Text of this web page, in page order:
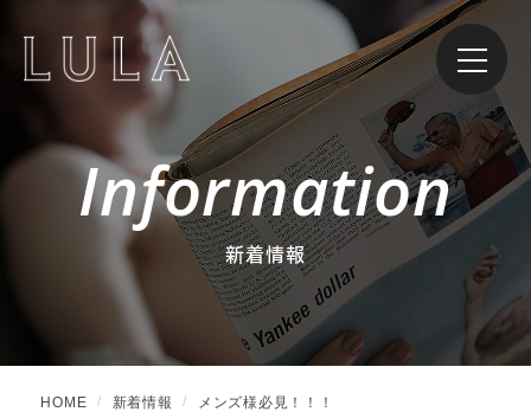
Information
新着情報
HOME 新着情報 メンズ様必見！！！